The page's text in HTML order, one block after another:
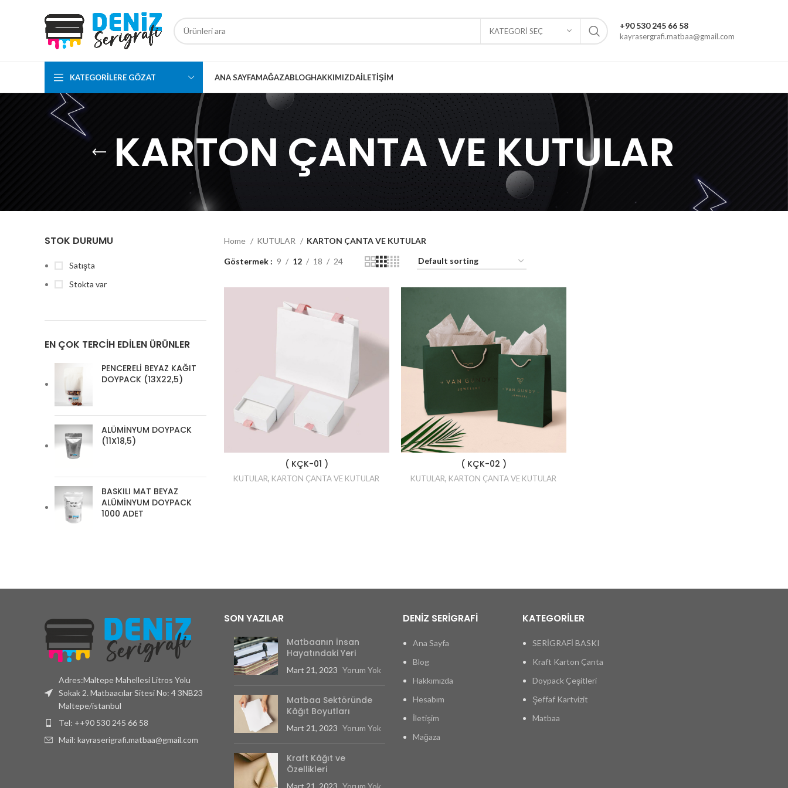
KATEGORI SEÇ
+90 530 245 66 58
kayrasergrafi.matbaa@gmail.com
KATEGORILERE GÖZAT
ALTIN ALUMİNYUM
DOYPACK AMBALAJ
BEYAZ PENCERELİ KAĞIT
DOYPACK AMBALAJ
KÂĞIT ALÜMİNYUM
KRAFT KİLİTLİ DOYPACK
MAT BEYAZ ALUMİNYUM
PENCERELİ KÂĞIT
ANA SAYFAMAĞAZABLOGHAKKIMIZDAİLETIŞIM
KARTON ÇANTA VE KUTULAR
STOK DURUMU
Satışta
Stokta var
EN ÇOK TERCIH EDILEN ÜRÜNLER
PENCERELİ BEYAZ KAĞIT
DOYPACK (13X22,5)
ALÜMİNYUM DOYPACK
(11X18,5)
BASKILI MAT BEYAZ
ALÜMİNYUM DOYPACK
1000 ADET
Home KUTULAR KARTON ÇANTA VE KUTULAR
Göstermek 9 12 18 24
( KÇK-01 )
KUTULAR, KARTON ÇANTA VE KUTULAR
( KÇK-02 )
KUTULAR, KARTON ÇANTA VE KUTULAR
Adres:Maltepe Mahellesi Litros Yolu
Sokak 2. Matbaacılar Sitesi No: 4 3NB23
Maltepe/istanbul
Tel: ++90 530 245 66 58
Mail: kayraserigrafi.matbaa@gmail.com
SON YAZILAR
Matbaanın İnsan
Hayatındaki Yeri
Mart 21, 2023 Yorum Yok
Matbaa Sektöründe
Kâğıt Boyutları
Mart 21, 2023 Yorum Yok
Kraft Kâğıt ve
Özellikleri
Mart 21, 2023 Yorum Yok
DENİZ SERİGRAFİ
Ana Sayfa
Blog
Hakkımızda
Hesabım
İletişim
Mağaza
KATEGORİLER
SERİGRAFİ BASKI
Kraft Karton Çanta
Doypack Çeşitleri
Şeffaf Kartvizit
Matbaa